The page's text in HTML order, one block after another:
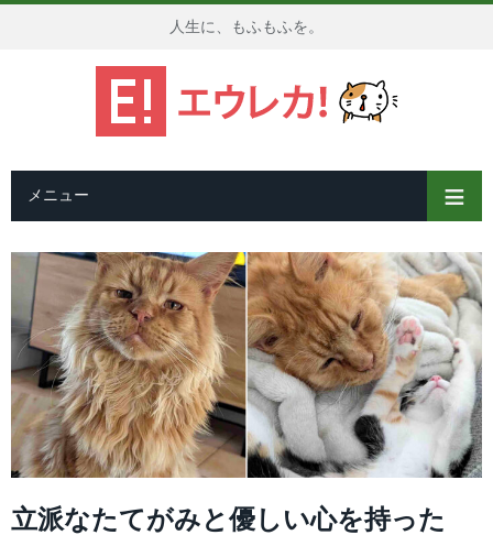
人生に、もふもふを。
メニュー
立派なたてがみと優しい心を持った